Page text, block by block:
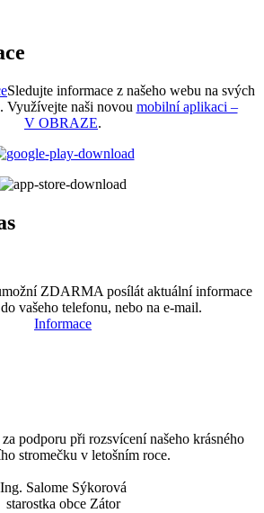
Sledujte informace z našeho webu na svých
Využívejte naši novou mobilní aplikaci –
V OBRAZE.
ZDARMA posílát aktuální informace
vašeho telefonu, nebo na e-mail.
Informace
podporu při rozsvícení našeho krásného
stromečku v letošním roce.
Ing. Salome Sýkorová
starostka obce Zátor